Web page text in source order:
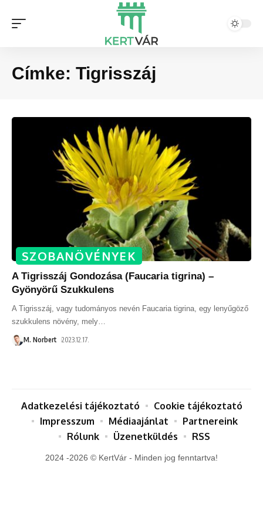
Címke: Tigrisszáj
SZOBANÖVÉNYEK
A Tigrisszáj Gondozása (Faucaria tigrina) –
Gyönyörű Szukkulens
A Tigrisszáj, vagy tudományos nevén Faucaria tigrina, egy lenyűgöző
szukkulens növény, mely
M. Norbert 2023.12.17.
2024 -2026 © KertVár - Minden jog fenntartva!
Adatkezelési tájékoztató
Cookie tájékoztató
Impresszum
Médiaajánlat
Partnereink
Rólunk
Üzenetküldés RSS